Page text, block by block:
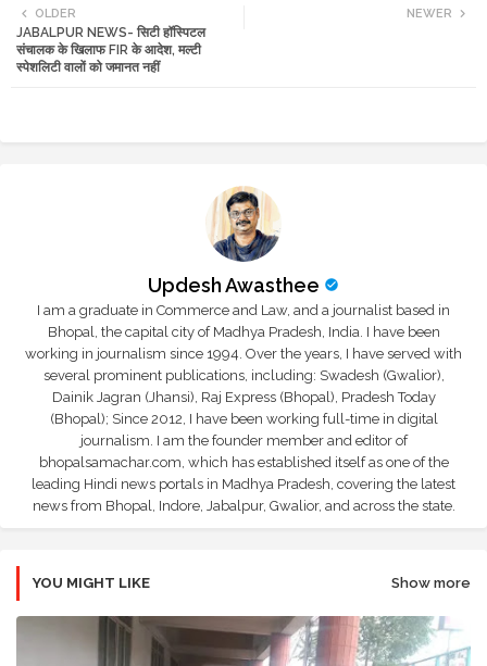
NEWER
OLDER
JABALPUR NEWS- सिटी हॉस्पिटल
संचालक के खिलाफ FIR के आदेश, मल्टी
स्पेशलिटी वालों को जमानत नहीं
Updesh Awasthee
I am a graduate in Commerce and Law, and a journalist based in
Bhopal, the capital city of Madhya Pradesh, India. I have been
working in journalism since 1994. Over the years, I have served with
several prominent publications, including: Swadesh (Gwalior),
Dainik Jagran (Jhansi), Raj Express (Bhopal), Pradesh Today
(Bhopal); Since 2012, I have been working full-time in digital
journalism. I am the founder member and editor of
bhopalsamachar.com, which has established itself as one of the
leading Hindi news portals in Madhya Pradesh, covering the latest
news from Bhopal, Indore, Jabalpur, Gwalior, and across the state.
YOU MIGHT LIKE Show more